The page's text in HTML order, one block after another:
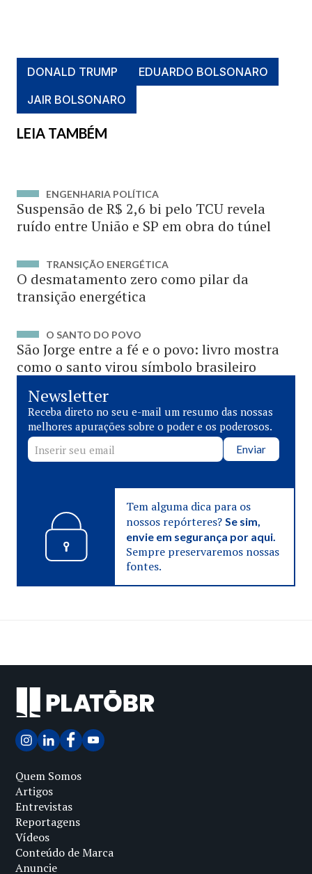
DONALD TRUMP
EDUARDO BOLSONARO
JAIR BOLSONARO
LEIA TAMBÉM
ENGENHARIA POLÍTICA
Suspensão de R$ 2,6 bi pelo TCU revela
ruído entre União e SP em obra do túnel
TRANSIÇÃO ENERGÉTICA
O desmatamento zero como pilar da
transição energética
O SANTO DO POVO
São Jorge entre a fé e o povo: livro mostra
como o santo virou símbolo brasileiro
Newsletter
Receba direto no seu e-mail um resumo das nossas
melhores apurações sobre o poder e os poderosos.
Enviar
Tem alguma dica para os
nossos repórteres? Se sim,
envie em segurança por aqui.
Sempre preservaremos nossas
fontes.
Quem Somos
Artigos
Entrevistas
Reportagens
Vídeos
Conteúdo de Marca
Anuncie